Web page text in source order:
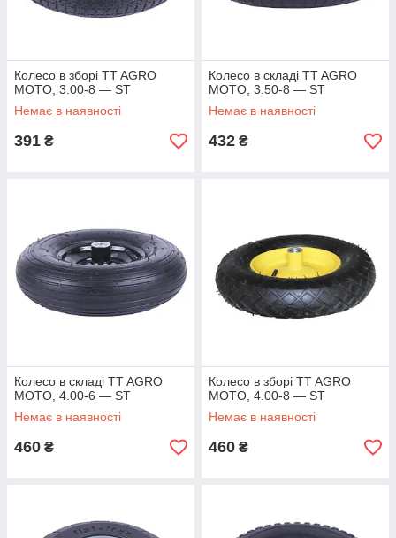
Колесо в зборі TT AGRO
MOTO, 3.00-8 — ST
Немає в наявності
391 ₴
Колесо в складі TT AGRO
MOTO, 3.50-8 — ST
Немає в наявності
432 ₴
Колесо в складі TT AGRO
MOTO, 4.00-6 — ST
Немає в наявності
460 ₴
Колесо в зборі TT AGRO
MOTO, 4.00-8 — ST
Немає в наявності
460 ₴